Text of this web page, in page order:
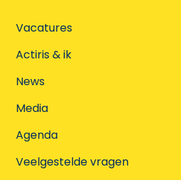
Vacatures
Actiris & ik
News
Media
Agenda
Veelgestelde vragen